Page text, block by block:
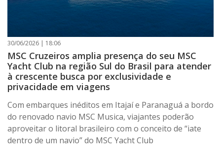
30/06/2026 | 18:06
MSC Cruzeiros amplia presença do seu MSC
Yacht Club na região Sul do Brasil para atender
à crescente busca por exclusividade e
privacidade em viagens
Com embarques inéditos em Itajaí e Paranaguá a bordo
do renovado navio MSC Musica, viajantes poderão
aproveitar o litoral brasileiro com o conceito de “iate
dentro de um navio” do MSC Yacht Club